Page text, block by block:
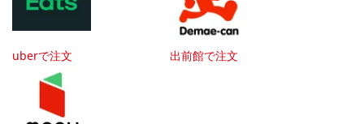
uberで注文 出前館で注文